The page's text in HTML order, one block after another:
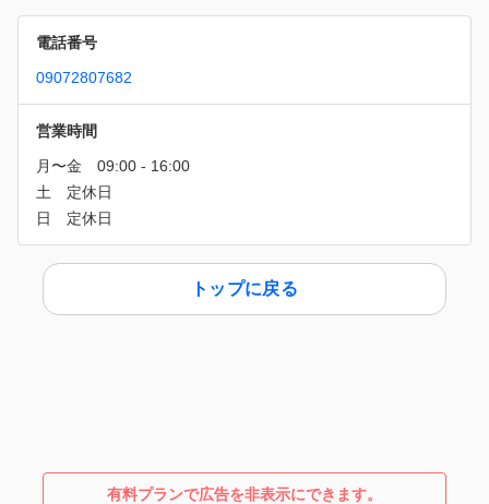
電話番号
09072807682
営業時間
トップに戻る
有料プランで広告を非表示にできます。